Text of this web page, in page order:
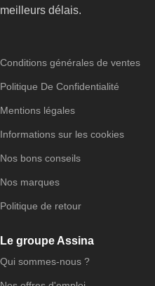
Le groupe Assina
Qui sommes-nous ?
Conditions générales de ventes
Politique De Confidentialité
Mentions légales
Informations sur les cookies
Nos bons conseils
Nos marques
Politique de retour
meilleurs délais.